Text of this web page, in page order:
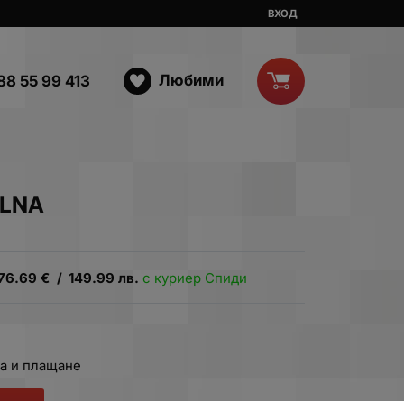
ВХОД
55 99 413 Любими
€ / 149.99 лв. с куриер Спиди
и плащане